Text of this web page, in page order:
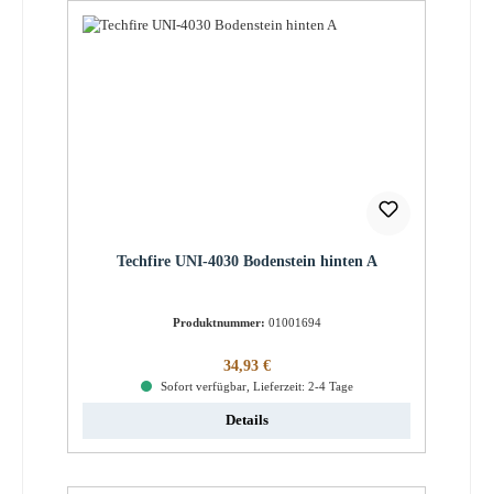
Techfire UNI-4030 Bodenstein hinten A
Produktnummer: 01001694
Regulärer Preis:
34,93 €
Sofort verfügbar, Lieferzeit: 2-4 Tage
Details